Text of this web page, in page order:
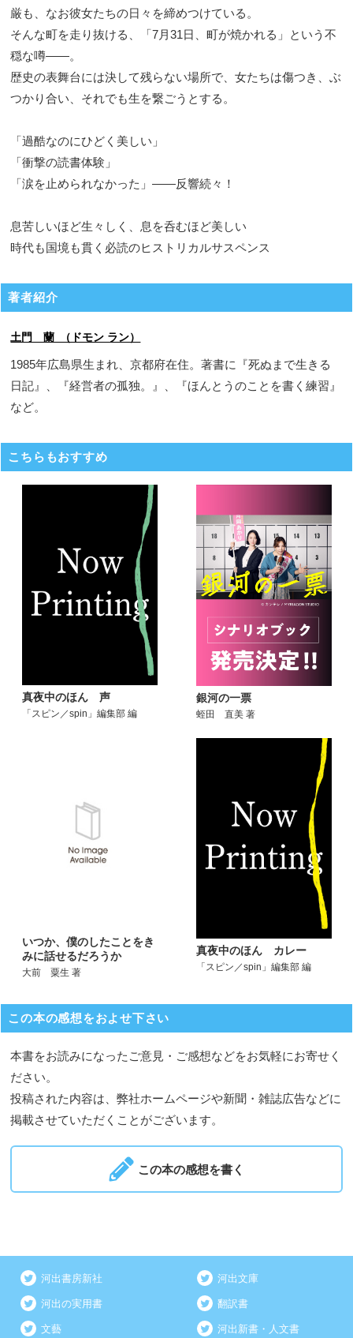
厳も、なお彼女たちの日々を締めつけている。
そんな町を走り抜ける、「7月31日、町が焼かれる」という不
穏な噂――。
歴史の表舞台には決して残らない場所で、女たちは傷つき、ぶ
つかり合い、それでも生を繋ごうとする。
「過酷なのにひどく美しい」
「衝撃の読書体験」
「涙を止められなかった」――反響続々！
息苦しいほど生々しく、息を呑むほど美しい
時代も国境も貫く必読のヒストリカルサスペンス
著者紹介
土門 蘭 （ドモン ラン）
1985年広島県生まれ、京都府在住。著書に『死ぬまで生きる
日記』、『経営者の孤独。』、『ほんとうのことを書く練習』
など。
こちらもおすすめ
真夜中のほん 声
「スピン／spin」編集部 編
銀河の一票
蛭田 直美 著
いつか、僕のしたことをき
みに話せるだろうか
大前 粟生 著
真夜中のほん カレー
「スピン／spin」編集部 編
この本の感想をおよせ下さい
本書をお読みになったご意見・ご感想などをお気軽にお寄せく
ださい。
投稿された内容は、弊社ホームページや新聞・雑誌広告などに
掲載させていただくことがございます。
この本の感想を書く
河出書房新社 河出文庫
河出の実用書 翻訳書
文藝 河出新書・人文書